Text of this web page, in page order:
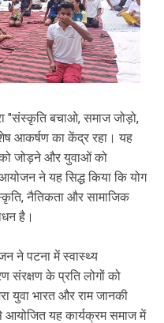
"संस्कृति बचाओ, समाज जोड़ो,
आकर्षण का केंद्र रहा। यह
जोड़ने और युवाओं को
ने यह सिद्ध किया कि योग
नैतिकता और सामाजिक
है।
ने पटना में स्वास्थ्य
संरक्षण के प्रति लोगों को
युवा भारत और राम जानकी
यह कार्यक्रम समाज में